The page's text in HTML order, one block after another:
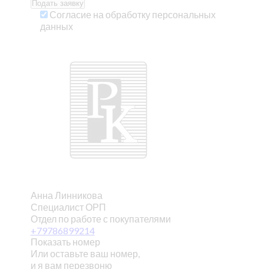
Согласие на обработку персональных
данных
Анна Линникова
Специалист ОРП
Отдел по работе с покупателями
+79786899214
Показать номер
Или оставьте ваш номер,
и я вам перезвоню